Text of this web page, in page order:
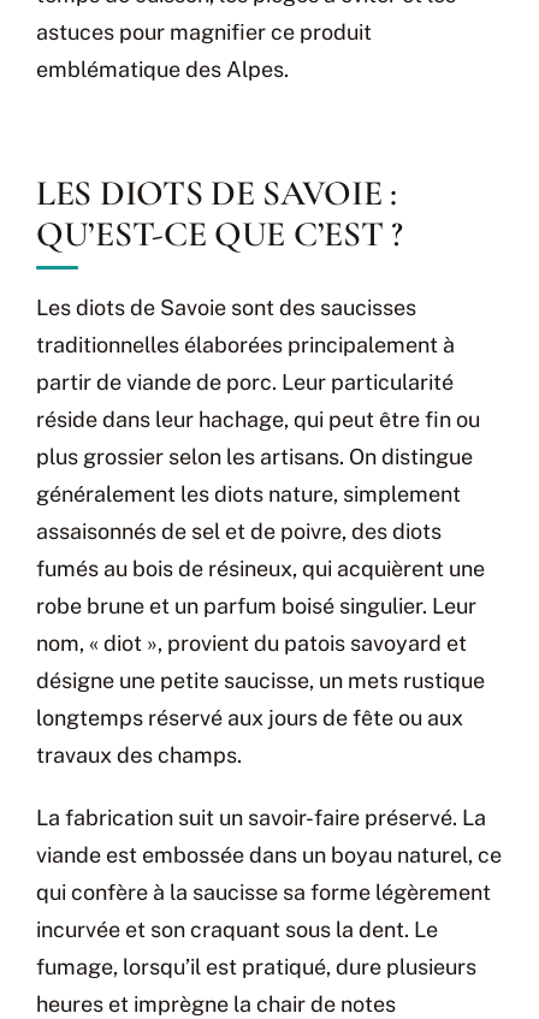
astuces pour magnifier ce produit
emblématique des Alpes.
LES DIOTS DE SAVOIE :
QU’EST-CE QUE C’EST ?
Les diots de Savoie sont des saucisses
traditionnelles élaborées principalement à
partir de viande de porc. Leur particularité
réside dans leur hachage, qui peut être fin ou
plus grossier selon les artisans. On distingue
généralement les diots nature, simplement
assaisonnés de sel et de poivre, des diots
fumés au bois de résineux, qui acquièrent une
robe brune et un parfum boisé singulier. Leur
nom, « diot », provient du patois savoyard et
désigne une petite saucisse, un mets rustique
longtemps réservé aux jours de fête ou aux
travaux des champs.
La fabrication suit un savoir-faire préservé. La
viande est embossée dans un boyau naturel, ce
qui confère à la saucisse sa forme légèrement
incurvée et son craquant sous la dent. Le
fumage, lorsqu’il est pratiqué, dure plusieurs
heures et imprègne la chair de notes